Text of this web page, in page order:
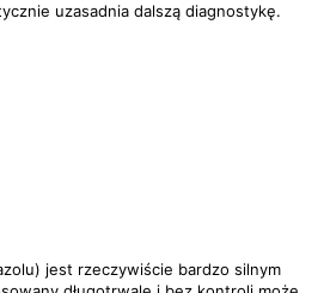
uzasadnia dalszą diagnostykę.
jest rzeczywiście bardzo silnym